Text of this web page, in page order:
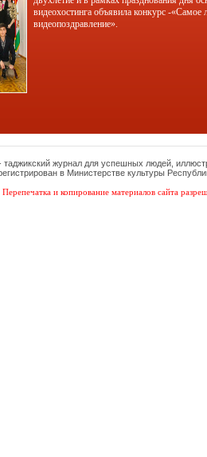
видеохостинга объявила конкурс -«Самое
видеопоздравление».
таджикский журнал для успешных людей,
в Министерстве культуры
Перепечатка и копирование материалов сайта